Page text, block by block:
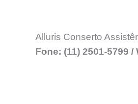
Alluris Conserto
Fone: (11) 2501-5799